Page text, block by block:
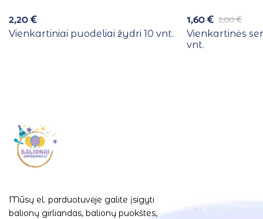
2,20€
Vienkartiniai puodeliai žydri 10 vnt.
2,00€
1,60€
Vienkartinės
vnt.
Mūsų el. parduotuvėje galite įsigyti
balionų girliandas, balionų puokštes,